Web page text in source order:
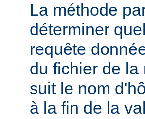
La méthode
déterminer
requête
du fichier de la
suit le nom
à la fin de la